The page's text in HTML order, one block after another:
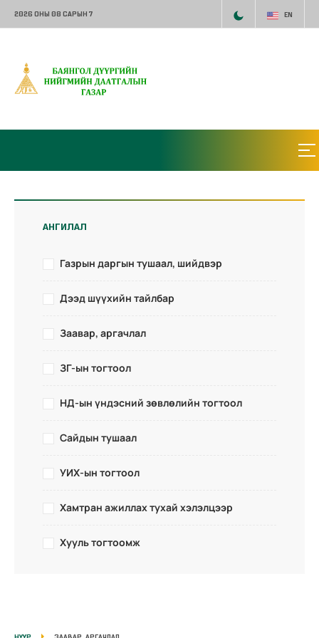
2026 ОНЫ 08 САРЫН 7 EN
АНГИЛАЛ
Газрын даргын тушаал, шийдвэр
Дээд шүүхийн тайлбар
Заавар, аргачлал
ЗГ-ын тогтоол
НД-ын үндэсний зөвлөлийн тогтоол
Сайдын тушаал
УИХ-ын тогтоол
Хамтран ажиллах тухай хэлэлцээр
Хууль тогтоомж